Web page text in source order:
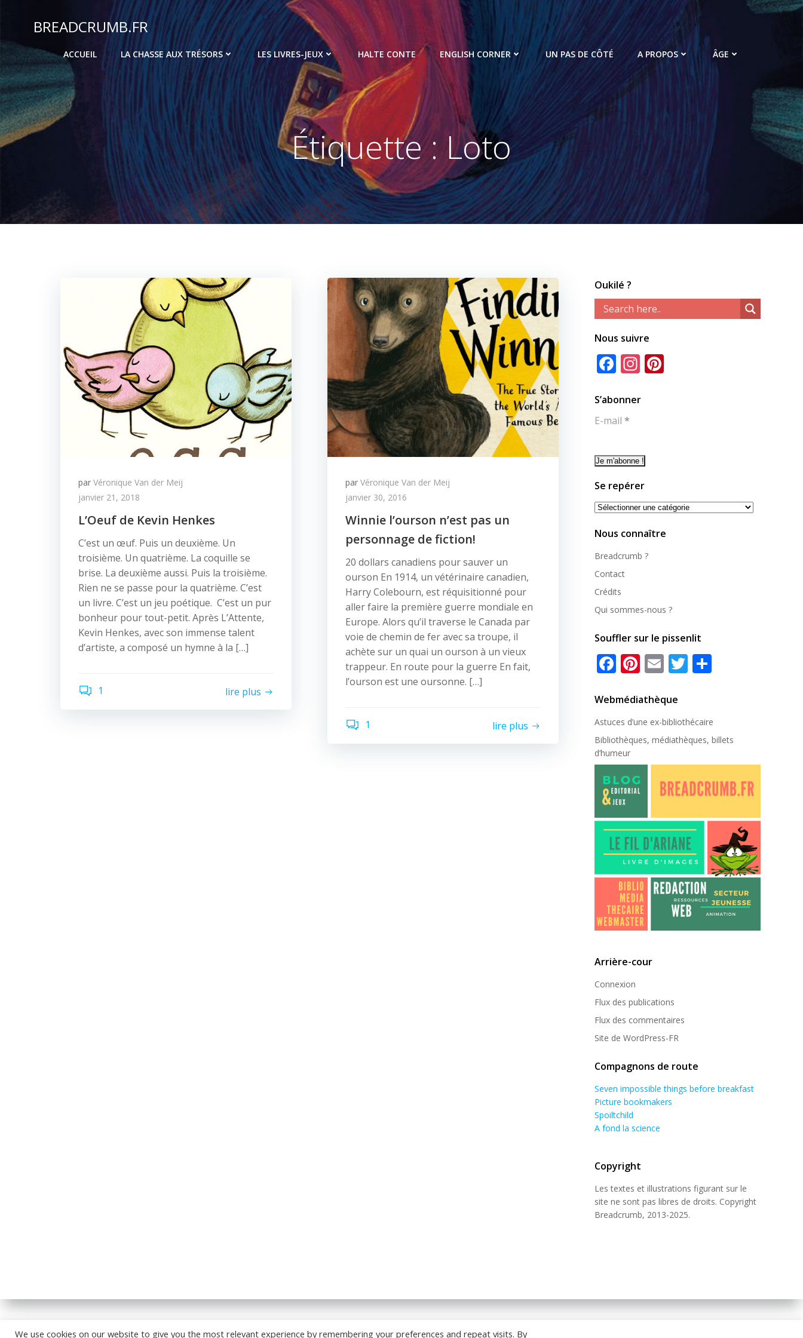
contenuBREADCRUMB.FR
ACCUEIL LA CHASSE AUX TRÉSORS LES LIVRES-JEUX HALTE CONTE ENGLISH CORNER UN PAS DE CÔTÉ A PROPOS ÂGE
Étiquette :Loto
par Véronique Van der Meij
janvier 21, 2018
L’Oeuf de Kevin Henkes
C’est un œuf. Puis un deuxième. Un
troisième. Un quatrième. La coquille se
brise. La deuxième aussi. Puis la troisième.
Rien ne se passe pour la quatrième. C’est
un livre. C’est un jeu poétique. C’est un pur
bonheur pour tout-petit. Après L’Attente,
Kevin Henkes, avec son immense talent
d’artiste, a composé un hymne à la […]
1 lire plus
par Véronique Van der Meij
janvier 30, 2016
Winnie l’ourson n’est pas un
personnage de fiction!
20 dollars canadiens pour sauver un
ourson En 1914, un vétérinaire canadien,
Harry Colebourn, est réquisitionné pour
aller faire la première guerre mondiale en
Europe. Alors qu’il traverse le Canada par
voie de chemin de fer avec sa troupe, il
achète sur un quai un ourson à un vieux
trappeur. En route pour la guerre En fait,
l’ourson est une oursonne. […]
1 lire plus
Oukilé ?
Nous suivre
Facebook
Instagram
S’abonner
E-mail *
Se repérer
Se
Nous connaître
Breadcrumb ?
Contact
Crédits
Qui sommes-nous ?
Souffler sur le pissenlit
Facebook
Pinterest
EmailTwitter
Webmédiathèque
Astuces d’une ex-bibliothécaire
Bibliothèques, médiathèques, billets
d’humeur
Arrière-cour
Connexion
Flux des publications
Flux des commentaires
Site de WordPress-FR
Compagnons de route
Seven impossible things before breakfast
Picture bookmakers
Spoiltchild
A fond la science
Copyright
Les textes et illustrations figurant sur le
site ne sont pas libres de droits. Copyright
Breadcrumb, 2013-2025.
© 2026 BREADCRUMB.FR. Construit avec WordPress etColibriWP Theme
We use cookies on our website to give you the most relevant experience by remembering your preferences and repeat visits. By